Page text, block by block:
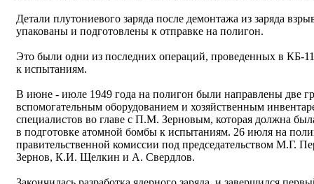
Детали плутониевого заряда после демонтажа из заряда
упакованы и подготовлены к отправке на полигон.
Это были одни из последних операций, проведенных в КБ-
к испытаниям.
В июне - июле 1949 года на полигон были направлены две
вспомогательным оборудованием и хозяйственным
специалистов во главе с П.М. Зерновым, которая должна
в подготовке атомной бомбы к испытаниям. 26 июля на
правительственной комиссии под председательством М.Г.
Зернов, К.И. Щелкин и А. Свердлов.